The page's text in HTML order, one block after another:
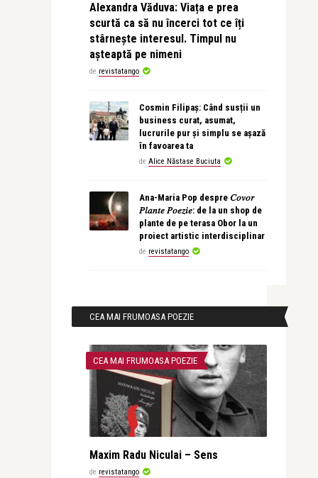
Alexandra Văduva: Viața e prea
scurtă ca să nu încerci tot ce îți
stârnește interesul. Timpul nu
așteaptă pe nimeni
de revistatango
Cosmin Filipaș: Când susții un
business curat, asumat,
lucrurile pur și simplu se așază
în favoarea ta
de Alice Năstase Buciuta
Ana-Maria Pop despre 𝐶𝑜𝑣𝑜𝑟
𝑃𝑙𝑎𝑛𝑡𝑒 𝑃𝑜𝑒𝑧𝑖𝑒: de la un shop de
plante de pe terasa Obor la un
proiect artistic interdisciplinar
de revistatango
CEA MAI FRUMOASA POEZIE
CEA MAI FRUMOASA POEZIE
Maxim Radu Niculai – Sens
de revistatango